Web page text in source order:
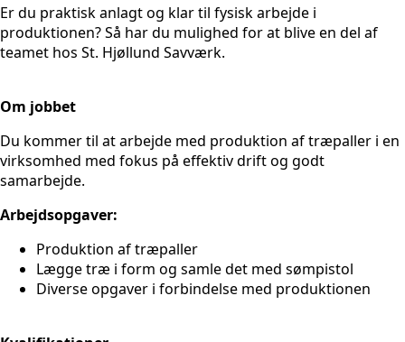
Er du praktisk anlagt og klar til fysisk arbejde i
produktionen? Så har du mulighed for at blive en del af
teamet hos St. Hjøllund Savværk.
Om jobbet
Du kommer til at arbejde med produktion af træpaller i en
virksomhed med fokus på effektiv drift og godt
samarbejde.
Arbejdsopgaver:
Produktion af træpaller
Lægge træ i form og samle det med sømpistol
Diverse opgaver i forbindelse med produktionen